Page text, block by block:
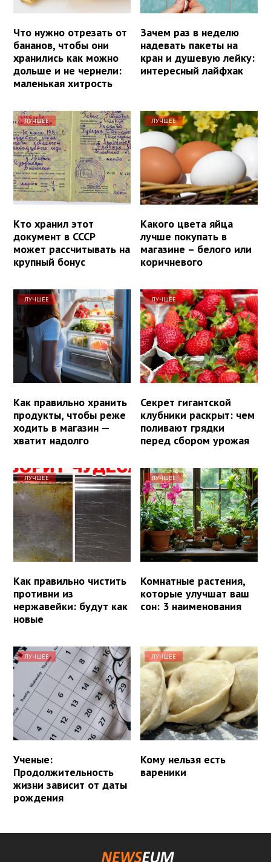
Что нужно отрезать от
бананов, чтобы они
хранились как можно
дольше и не чернели:
маленькая хитрость
Зачем раз в неделю
надевать пакеты на
кран и душевую лейку:
интересный лайфхак
ЛУЧШЕЕ
Кто хранил этот
документ в СССР
может рассчитывать на
крупный бонус
ЛУЧШЕЕ
Какого цвета яйца
лучше покупать в
магазине – белого или
коричневого
ЛУЧШЕЕ
Как правильно хранить
продукты, чтобы реже
ходить в магазин —
хватит надолго
ЛУЧШЕЕ
Секрет гигантской
клубники раскрыт: чем
поливают грядки
перед сбором урожая
ЛУЧШЕЕ
Как правильно чистить
противни из
нержавейки: будут как
новые
ЛУЧШЕЕ
Комнатные растения,
которые улучшат ваш
сон: 3 наименования
ЛУЧШЕЕ
Ученые:
Продолжительность
жизни зависит от даты
рождения
ЛУЧШЕЕ
Кому нельзя есть
вареники